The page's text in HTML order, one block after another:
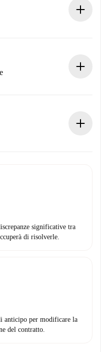
in anticipo.
nulla e ti proporremo
significative tra
di risolverle.
anticipo per modificare la
del contratto.